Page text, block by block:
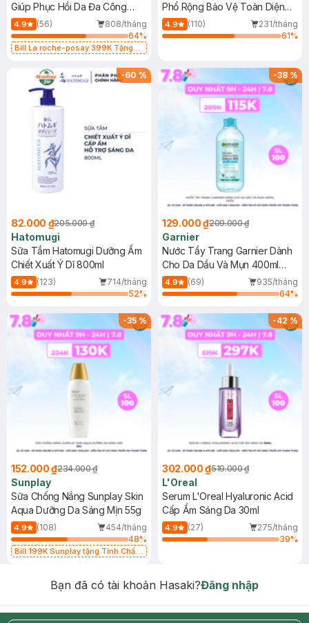
Giúp Phục Hồi Da Đa Công
Dụng 40ml
4.9 (56)
808/tháng
64%
Bill La roche-posay 399K Tặng
(SL có hạn)
Phổ Rộng Bảo Vệ Toàn Diện
40ml
4.9 (110)
231/tháng
61%
-60 %
82.000 ₫205.000 ₫
Hatomugi
Sữa Tắm Hatomugi Dưỡng Ẩm
Chiết Xuất Ý Dĩ 800ml
4.9 (123)
714/tháng
52%
-38%
129.000 ₫209.000 ₫
Garnier
Nước Tẩy Trang Garnier Dành
Cho Da Dầu Và Mụn 400ml
(Mới)
4.9 (69)
935/tháng
64%
-35%
152.000 ₫234.000 ₫
Sunplay
Sữa Chống Nắng Sunplay Skin
Aqua Dưỡng Da Sáng Mịn 55g
4.9 (108)
454/tháng
48%
Bill 199K Sunplay tặng Tinh Chất
-42%
302.000 ₫519.000 ₫
L'Oreal
Serum L'Oreal Hyaluronic Acid
Cấp Ẩm Sáng Da 30ml
4.9 (27)
275/tháng
39%
Bạn đã có tài khoản Hasaki?Đăng nhập